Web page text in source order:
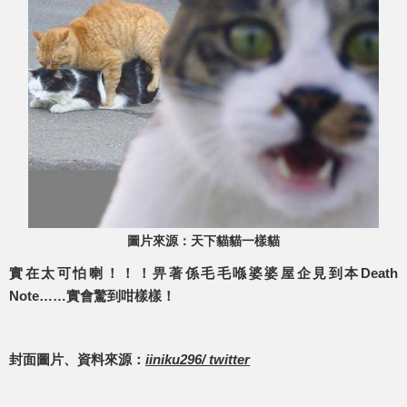
圖片來源：天下貓貓一樣貓
實在太可怕喇！！！畀著係毛毛喺婆婆屋企見到本Death
Note……實會驚到咁樣樣！
封面圖片、資料來源： iiniku296/ twitter